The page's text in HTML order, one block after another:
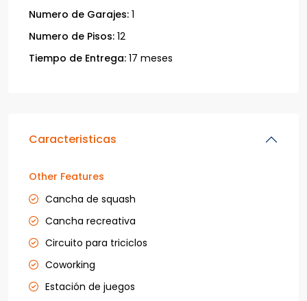
Numero de Garajes: 1
Numero de Pisos: 12
Tiempo de Entrega: 17 meses
Caracteristicas
Other Features
Cancha de squash
Cancha recreativa
Circuito para triciclos
Coworking
Estación de juegos